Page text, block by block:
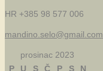
HR +385 98 577 006
mandino.selo@gmail.com
prosinac 2023
P
U S Č P S
N